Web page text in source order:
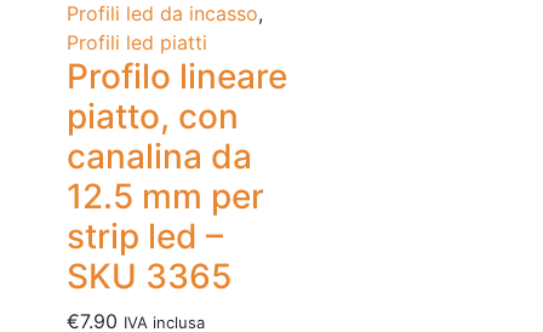
Profili led da incasso,
Profili led piatti
Profilo lineare
piatto, con
canalina da
12.5 mm per
strip led –
SKU 3365
€7.90 IVA inclusa